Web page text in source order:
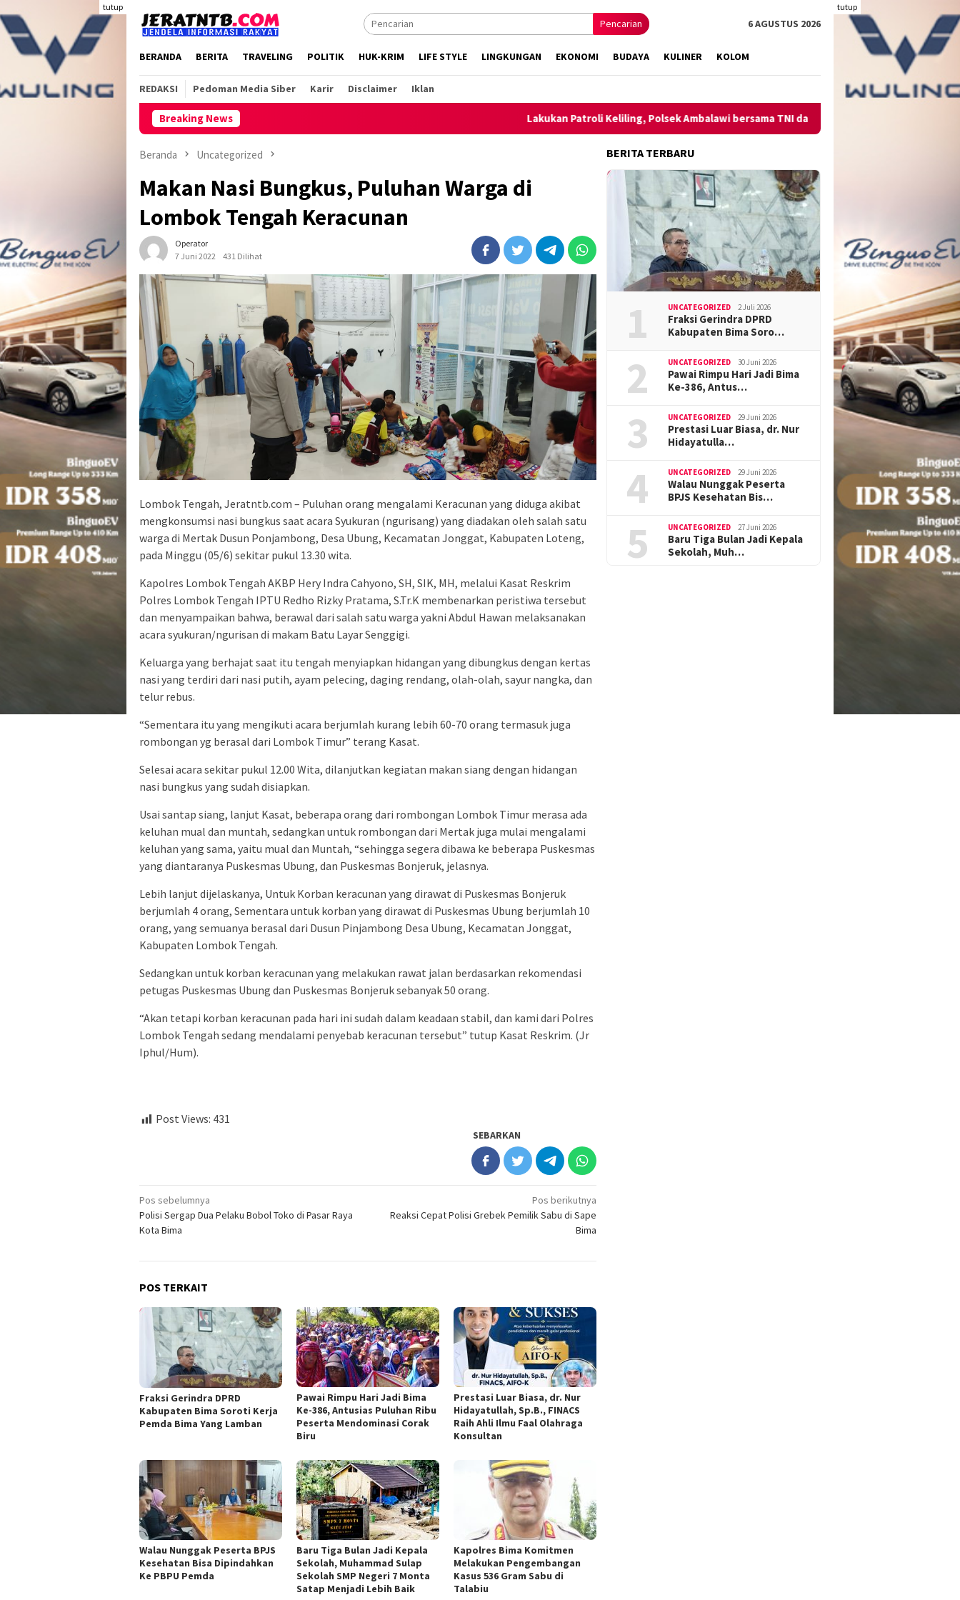
ke
konten
tutup tutup
Pencarian 6 AGUSTUS 2026
BERANDA BERITA TRAVELING POLITIK HUK-KRIM LIFE STYLE LINGKUNGAN EKONOMI BUDAYA KULINER KOLOM
REDAKSI Pedoman Media Siber Karir Disclaimer Iklan
Breaking News Lakukan Patroli Keliling, Polsek Ambalawi bersama TNI dan SatPolPP Sita Minuman Keras
Beranda Uncategorized
Makan Nasi Bungkus, Puluhan Warga di
Lombok Tengah Keracunan
Operator
7 Juni 2022
431 Dilihat
Lombok Tengah, Jeratntb.com – Puluhan orang mengalami Keracunan yang diduga akibat
mengkonsumsi nasi bungkus saat acara Syukuran (ngurisang) yang diadakan oleh salah satu
warga di Mertak Dusun Ponjambong, Desa Ubung, Kecamatan Jonggat, Kabupaten Loteng,
pada Minggu (05/6) sekitar pukul 13.30 wita.
Kapolres Lombok Tengah AKBP Hery Indra Cahyono, SH, SIK, MH, melalui Kasat Reskrim
Polres Lombok Tengah IPTU Redho Rizky Pratama, S.Tr.K membenarkan peristiwa tersebut
dan menyampaikan bahwa, berawal dari salah satu warga yakni Abdul Hawan melaksanakan
acara syukuran/ngurisan di makam Batu Layar Senggigi.
Keluarga yang berhajat saat itu tengah menyiapkan hidangan yang dibungkus dengan kertas
nasi yang terdiri dari nasi putih, ayam pelecing, daging rendang, olah-olah, sayur nangka, dan
telur rebus.
“Sementara itu yang mengikuti acara berjumlah kurang lebih 60-70 orang termasuk juga
rombongan yg berasal dari Lombok Timur” terang Kasat.
Selesai acara sekitar pukul 12.00 Wita, dilanjutkan kegiatan makan siang dengan hidangan
nasi bungkus yang sudah disiapkan.
Usai santap siang, lanjut Kasat, beberapa orang dari rombongan Lombok Timur merasa ada
keluhan mual dan muntah, sedangkan untuk rombongan dari Mertak juga mulai mengalami
keluhan yang sama, yaitu mual dan Muntah, “sehingga segera dibawa ke beberapa Puskesmas
yang diantaranya Puskesmas Ubung, dan Puskesmas Bonjeruk, jelasnya.
Lebih lanjut dijelaskanya, Untuk Korban keracunan yang dirawat di Puskesmas Bonjeruk
berjumlah 4 orang, Sementara untuk korban yang dirawat di Puskesmas Ubung berjumlah 10
orang, yang semuanya berasal dari Dusun Pinjambong Desa Ubung, Kecamatan Jonggat,
Kabupaten Lombok Tengah.
Sedangkan untuk korban keracunan yang melakukan rawat jalan berdasarkan rekomendasi
petugas Puskesmas Ubung dan Puskesmas Bonjeruk sebanyak 50 orang.
“Akan tetapi korban keracunan pada hari ini sudah dalam keadaan stabil, dan kami dari Polres
Lombok Tengah sedang mendalami penyebab keracunan tersebut” tutup Kasat Reskrim. (Jr
Iphul/Hum).
Post Views: 431
SEBARKAN
Navigasi
pos
Pos sebelumnya
Polisi Sergap Dua Pelaku Bobol Toko di Pasar Raya
Kota Bima
Pos berikutnya
Reaksi Cepat Polisi Grebek Pemilik Sabu di Sape
Bima
POS TERKAIT
Fraksi Gerindra DPRD
Kabupaten Bima Soroti Kerja
Pemda Bima Yang Lamban
Pawai Rimpu Hari Jadi Bima
Ke-386, Antusias Puluhan Ribu
Peserta Mendominasi Corak
Biru
Prestasi Luar Biasa, dr. Nur
Hidayatullah, Sp.B., FINACS
Raih Ahli Ilmu Faal Olahraga
Konsultan
Walau Nunggak Peserta BPJS
Kesehatan Bisa Dipindahkan
Ke PBPU Pemda
Baru Tiga Bulan Jadi Kepala
Sekolah, Muhammad Sulap
Sekolah SMP Negeri 7 Monta
Satap Menjadi Lebih Baik
Kapolres Bima Komitmen
Melakukan Pengembangan
Kasus 536 Gram Sabu di
Talabiu ‎
BERITA TERBARU
1 UNCATEGORIZED 2 Juli 2026
Fraksi Gerindra DPRD
Kabupaten Bima Soro…
2 UNCATEGORIZED 30 Juni 2026
Pawai Rimpu Hari Jadi Bima
Ke-386, Antus…
3 UNCATEGORIZED 29 Juni 2026
Prestasi Luar Biasa, dr. Nur
Hidayatulla…
4 UNCATEGORIZED 29 Juni 2026
Walau Nunggak Peserta
BPJS Kesehatan Bis…
5 UNCATEGORIZED 27 Juni 2026
Baru Tiga Bulan Jadi Kepala
Sekolah, Muh…